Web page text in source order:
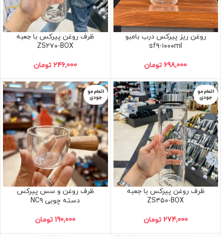
روغن ریز پیرکس درب بامبو
sf۹-۱۰۰۰ml
698,000 تومان
ظرف روغن پیرکس با جعبه
ZS۲۷۰-BOX
246,000 تومان
اتمام مو
جودی
ظرف روغن پیرکس با جعبه
ZS۴۵۰-BOX
274,000 تومان
اتمام مو
جودی
ظرف روغن و سس پیرکس
دسته چوبی NC۹
190,000 تومان